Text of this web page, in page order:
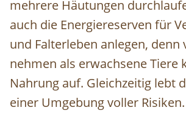
mehrere Häutungen
auch die Energiereserven für
und Falterleben anlegen, denn
nehmen als erwachsene Tiere
Nahrung auf. Gleichzeitig lebt
einer Umgebung voller